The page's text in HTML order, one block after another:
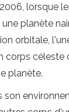
lorsque
planète
orbitale,
corps céleste
planète.
son